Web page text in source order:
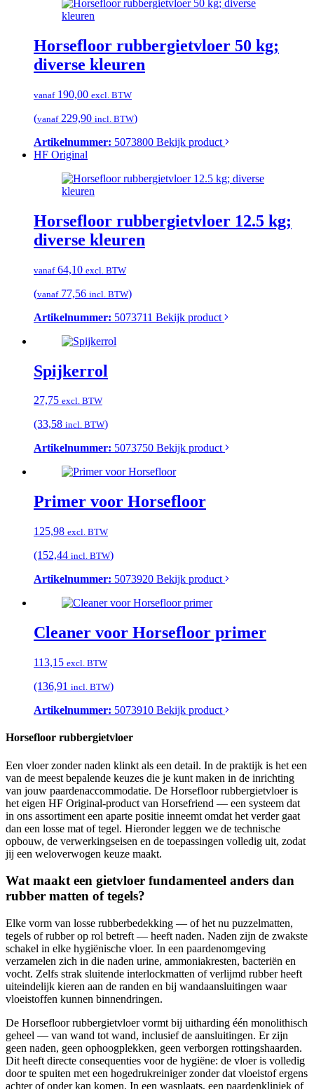
Horsefloor rubbergietvloer 50 kg;
diverse kleuren
vanaf190,00 excl. BTW
(vanaf229,90 incl. BTW)
Artikelnummer: 5073800 Bekijk product
HF Original
Horsefloor rubbergietvloer 12.5 kg;
diverse kleuren
vanaf64,10 excl. BTW
(vanaf77,56 incl. BTW)
Artikelnummer: 5073711 Bekijk product
Spijkerrol
27,75 excl. BTW
(33,58 incl. BTW)
Artikelnummer: 5073750 Bekijk product
Primer voor Horsefloor
125,98 excl. BTW
(152,44 incl. BTW)
Artikelnummer: 5073920 Bekijk product
Cleaner voor Horsefloor primer
113,15 excl. BTW
(136,91 incl. BTW)
Artikelnummer: 5073910 Bekijk product
Horsefloor rubbergietvloer
Een vloer zonder naden klinkt als een detail. In de praktijk is het een
van de meest bepalende keuzes die je kunt maken in de inrichting
van jouw paardenaccommodatie. De Horsefloor rubbergietvloer is
het eigen HF Original-product van Horsefriend — een systeem dat
in ons assortiment een aparte positie inneemt omdat het verder gaat
dan een losse mat of tegel. Hieronder leggen we de technische
opbouw, de verwerkingseisen en de toepassingen volledig uit, zodat
jij een weloverwogen keuze maakt.
Wat maakt een gietvloer fundamenteel anders dan
rubber matten of tegels?
Elke vorm van losse rubberbedekking — of het nu puzzelmatten,
tegels of rubber op rol betreft — heeft naden. Naden zijn de zwakste
schakel in elke hygiënische vloer. In een paardenomgeving
verzamelen zich in die naden urine, ammoniakresten, bacteriën en
vocht. Zelfs strak sluitende interlockmatten of verlijmd rubber heeft
uiteindelijk kieren aan de randen en bij wandaansluitingen waar
vloeistoffen kunnen binnendringen.
De Horsefloor rubbergietvloer vormt bij uitharding één monolithisch
geheel — van wand tot wand, inclusief de aansluitingen. Er zijn
geen naden, geen ophoogplekken, geen verborgen rottingshaarden.
Dit heeft directe consequenties voor de hygiëne: de vloer is volledig
door te spuiten met een hogedrukreiniger zonder dat vloeistof ergens
achter of onder kan komen. In een wasplaats, een paardenkliniek of